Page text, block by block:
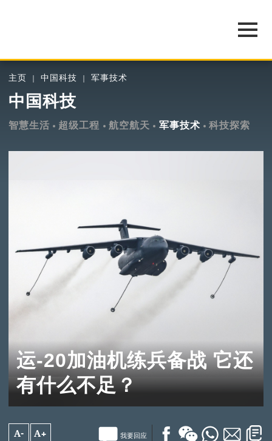
主页 中国科技 军事技术
中国科技
智慧生活 超级工程 航空航天 军事技术 科技探索
运-20加油机练兵备战 它还
有什么不足？
A- A+ 我要回应